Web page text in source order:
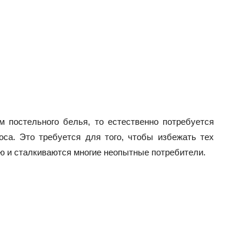
белья, то естественно потребуется
Это требуется для того, чтобы избежать тех
сталкиваются многие неопытные потребители.